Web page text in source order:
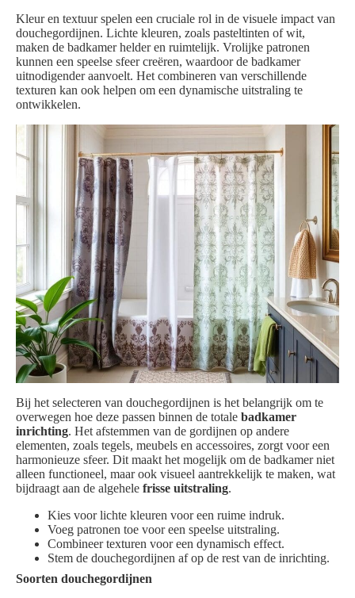
Kleur en textuur spelen een cruciale rol in de visuele impact van
douchegordijnen. Lichte kleuren, zoals pasteltinten of wit,
maken de badkamer helder en ruimtelijk. Vrolijke patronen
kunnen een speelse sfeer creëren, waardoor de badkamer
uitnodigender aanvoelt. Het combineren van verschillende
texturen kan ook helpen om een dynamische uitstraling te
ontwikkelen.
Bij het selecteren van douchegordijnen is het belangrijk om te
overwegen hoe deze passen binnen de totale badkamer
inrichting. Het afstemmen van de gordijnen op andere
elementen, zoals tegels, meubels en accessoires, zorgt voor een
harmonieuze sfeer. Dit maakt het mogelijk om de badkamer niet
alleen functioneel, maar ook visueel aantrekkelijk te maken, wat
bijdraagt aan de algehele frisse uitstraling.
Kies voor lichte kleuren voor een ruime indruk.
Voeg patronen toe voor een speelse uitstraling.
Combineer texturen voor een dynamisch effect.
Stem de douchegordijnen af op de rest van de inrichting.
Soorten douchegordijnen